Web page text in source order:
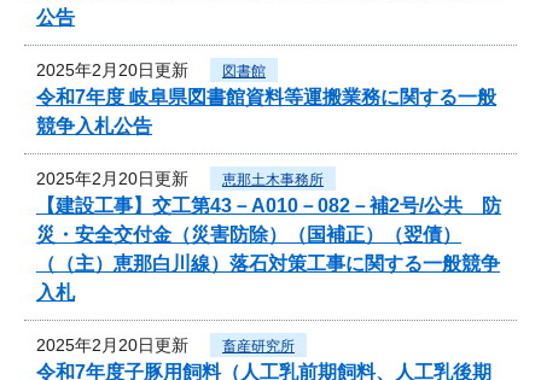
公告
2025年2月20日更新 図書館
令和7年度 岐阜県図書館資料等運搬業務に関する一般
競争入札公告
2025年2月20日更新 恵那土木事務所
【建設工事】交工第43－A010－082－補2号/公共 防
災・安全交付金（災害防除）（国補正）（翌債）
（（主）恵那白川線）落石対策工事に関する一般競争
入札
2025年2月20日更新 畜産研究所
令和7年度子豚用飼料（人工乳前期飼料、人工乳後期